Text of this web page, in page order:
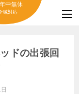
中無休
域対応
ドの出張回